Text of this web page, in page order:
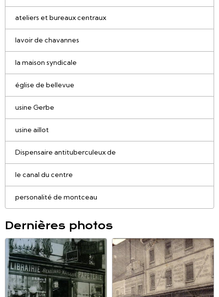
ateliers et bureaux centraux
lavoir de chavannes
la maison syndicale
église de bellevue
usine Gerbe
usine aillot
Dispensaire antituberculeux de
le canal du centre
personalité de montceau
Dernières photos